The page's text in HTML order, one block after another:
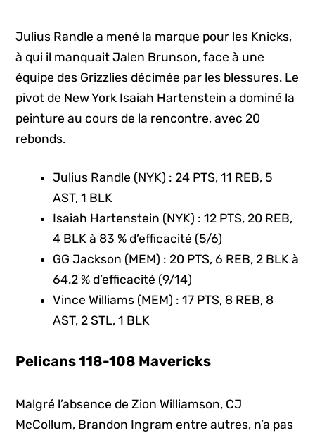
Julius Randle a mené la marque pour les Knicks,
à qui il manquait Jalen Brunson, face à une
équipe des Grizzlies décimée par les blessures. Le
pivot de New York Isaiah Hartenstein a dominé la
peinture au cours de la rencontre, avec 20
rebonds.
Julius Randle (NYK) : 24 PTS, 11 REB, 5
AST, 1 BLK
Isaiah Hartenstein (NYK) : 12 PTS, 20 REB,
4 BLK à 83 % d’efficacité (5/6)
GG Jackson (MEM) : 20 PTS, 6 REB, 2 BLK à
64.2 % d’efficacité (9/14)
Vince Williams (MEM) : 17 PTS, 8 REB, 8
AST, 2 STL, 1 BLK
Pelicans 118-108 Mavericks
Malgré l’absence de Zion Williamson, CJ
McCollum, Brandon Ingram entre autres, n’a pas